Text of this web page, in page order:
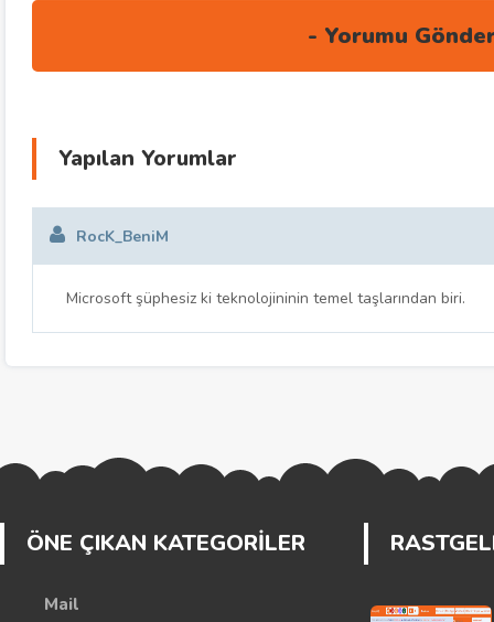
Yapılan Yorumlar
RocK_BeniM
Microsoft şüphesiz ki teknolojininin temel taşlarından biri.
ÖNE ÇIKAN KATEGORİLER
Mail